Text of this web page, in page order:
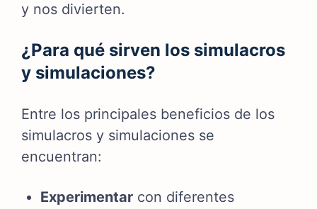
y nos divierten.
¿Para qué sirven los simulacros
y simulaciones?
Entre los principales beneficios de los
simulacros y simulaciones se
encuentran:
Experimentar con diferentes